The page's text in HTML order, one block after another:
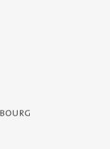
- Service